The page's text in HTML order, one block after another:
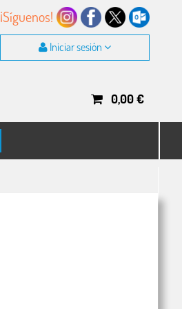
¡Síguenos!
Iniciar sesión
0,00€